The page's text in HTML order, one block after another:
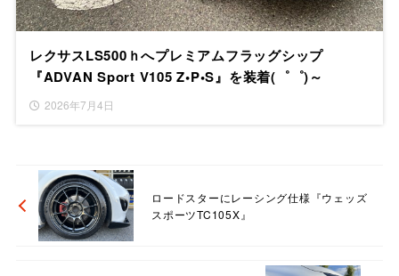
レクサスLS500ｈへプレミアムフラッグシップ
『ADVAN Sport V105 Z•P•S』を装着(゜゜)～
2026年7月4日
ロードスターにレーシング仕様『ウェッズ
スポーツTC105X』